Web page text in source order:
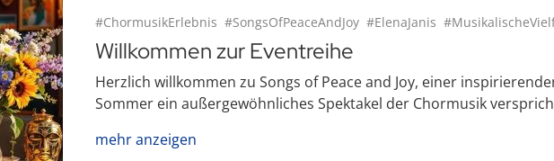
#ChormusikErlebnis #SongsOfPeaceAndJoy #ElenaJanis
Willkommen zur Eventreihe
Herzlich willkommen zu Songs of Peace and Joy, einer
Sommer ein außergewöhnliches Spektakel der Chormusik
mehr anzeigen